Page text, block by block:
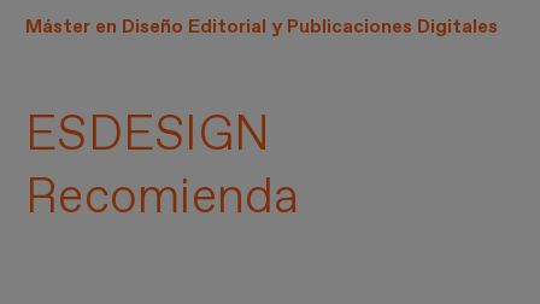
Máster en Diseño Editorial y Publicaciones Digitales
ESDESIGN
Recomienda